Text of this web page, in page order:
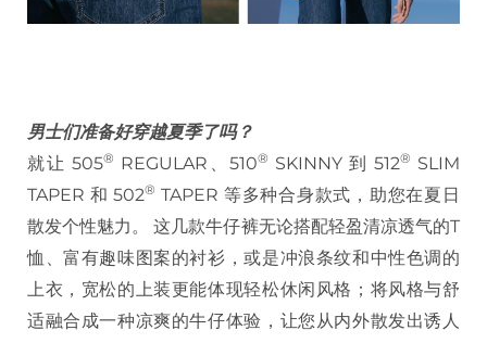
男士们准备好穿越夏季了吗？
就让 505®️ REGULAR、510®️ SKINNY 到 512®️ SLIM
TAPER 和 502®️ TAPER 等多种合身款式，助您在夏日
散发个性魅力。 这几款牛仔裤无论搭配轻盈清凉透气的T
恤、富有趣味图案的衬衫，或是冲浪条纹和中性色调的
上衣，宽松的上装更能体现轻松休闲风格；将风格与舒
适融合成一种凉爽的牛仔体验，让您从内外散发出诱人